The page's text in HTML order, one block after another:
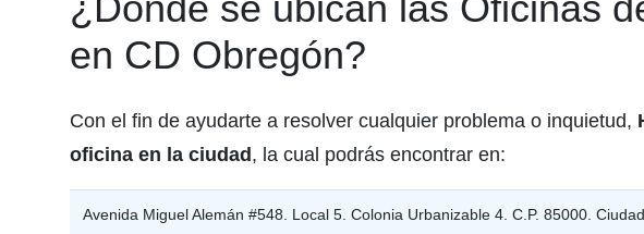
en CD Obregón?
Con el fin de ayudarte a resolver cualquier problema o inquietud,
oficina en la ciudad, la cual podrás encontrar en:
Avenida Miguel Alemán #548. Local 5. Colonia Urbanizable 4. C.P. 85000.